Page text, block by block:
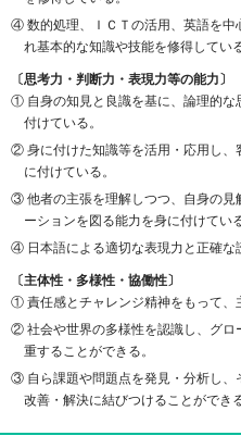
④ 数的処理、ＩＣＴの活用、英語を中
れ基本的な知識や技能を修得している
〔思考力・判断力・表現力等の能力〕
① 自身の知見と良識を基に、論理的な
付けている。
② 身に付けた知識等を活用・応用し、
に付けている。
③ 他者の主張を理解しつつ、自身の見
ーションを図る能力を身に付けている
④ 日本語による適切な表現力と正確な
〔主体性・多様性・協働性〕
① 責任感とチャレンジ精神をもって、
② 社会や世界の多様性を認識し、グロ
重することができる。
③ 自ら課題や問題点を発見・分析し、
改善・解決に結びつけることができる